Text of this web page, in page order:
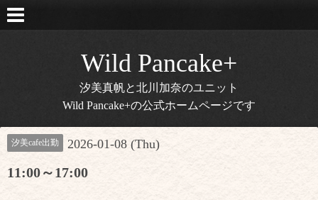
Wild Pancake+
汐美真帆と北川加奈のユニット
Wild Pancake+の公式ホームページです
汐美cafe出勤 2026-01-08 (Thu)
11:00～17:00